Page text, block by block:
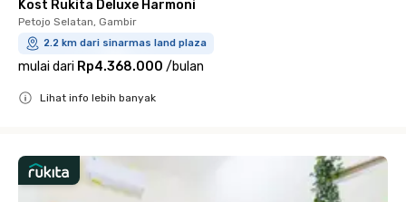
Kost Rukita Deluxe Harmoni
Petojo Selatan, Gambir
2.2 km dari sinarmas land plaza
mulai dari Rp4.368.000 /bulan
Lihat info lebih banyak